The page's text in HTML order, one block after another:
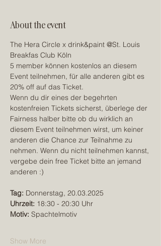
About the event
The Hera Circle x drink&paint @St. Louis
Breakfas Club Köln
5 member können kostenlos an diesem
Event teilnehmen, für alle anderen gibt es
20% off auf das Ticket.
Wenn du dir eines der begehrten
kostenfreien Tickets sicherst, überlege der
Fairness halber bitte ob du wirklich an
diesem Event teilnehmen wirst, um keiner
anderen die Chance zur Teilnahme zu
nehmen. Wenn du nicht teilnehmen kannst,
vergebe dein free Ticket bitte an jemand
anderen :)
Tag: Donnerstag, 20.03.2025
Uhrzeit: 18:30 - 20:30 Uhr
Motiv: Spachtelmotiv
Show More